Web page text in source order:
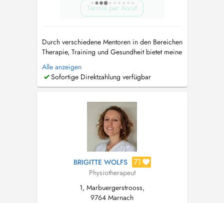
Termin per Anruf
Durch verschiedene Mentoren in den Bereichen
Therapie, Training und Gesundheit bietet meine
Philosophie mehr als klassische Physiotherapie.
Durch die Kombination von Sportwissenschaft
und Physiotherapie verstehe ich Therapie und
Gesundheit zu festigen. Gesund...
Alle anzeigen
Sofortige Direktzahlung verfügbar
BRIGITTE WOLFS 71
Physiotherapeut
1, Marbuergerstrooss,
9764 Marnach